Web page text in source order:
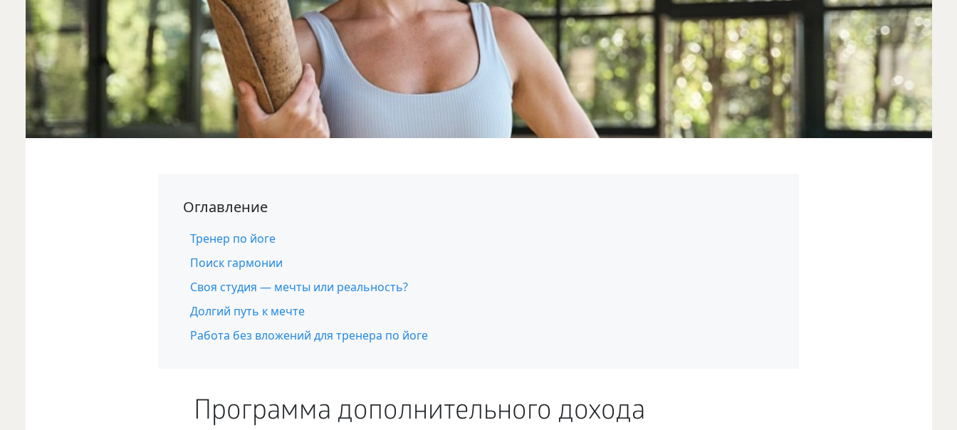
Оглавление
Тренер по йоге
Поиск гармонии
Своя студия — мечты или реальность?
Долгий путь к мечте
Работа без вложений для тренера по йоге
Программа дополнительного дохода